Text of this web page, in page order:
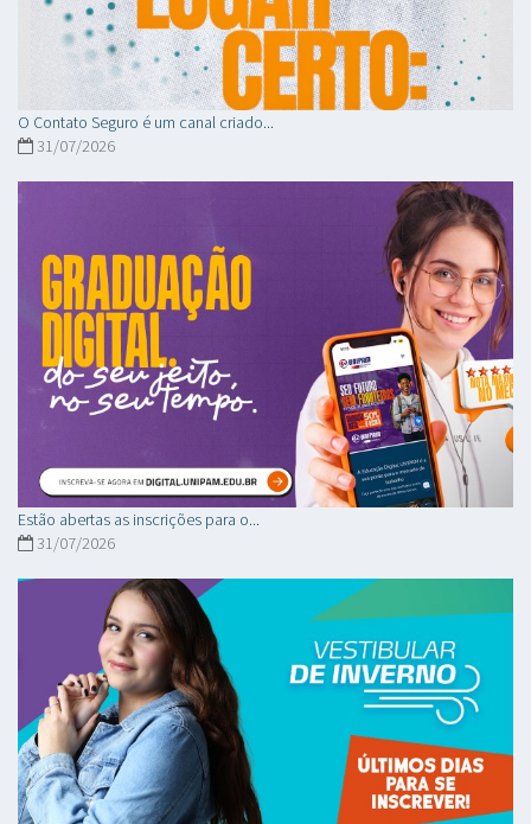
O Contato Seguro é um canal criado...
31/07/2026
Estão abertas as inscrições para o...
31/07/2026